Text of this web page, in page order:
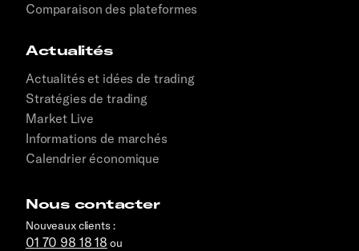
Comparaison des plateformes
Actualités
Actualités et idées de trading
Stratégies de trading
Market Live
Informations de marchés
Calendrier économique
Nous contacter
Nouveaux clients :
01 70 98 18 18 ou